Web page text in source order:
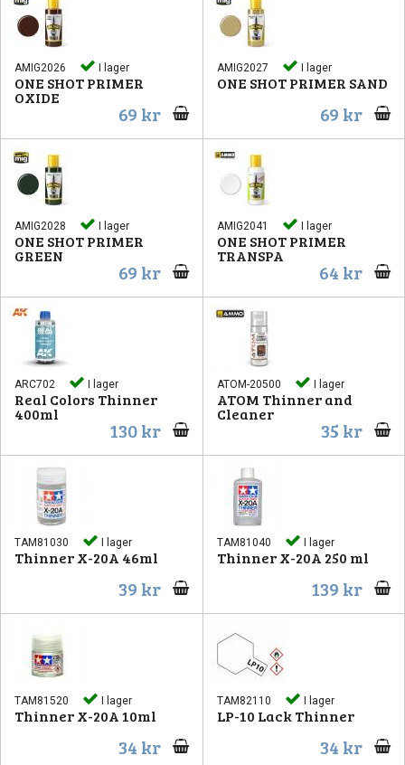
AMIG2026 I lager
ONE SHOT PRIMER
OXIDE
69 kr
AMIG2027 I lager
ONE SHOT PRIMER SAND
69 kr
AMIG2028 I lager
ONE SHOT PRIMER
GREEN
69 kr
AMIG2041 I lager
ONE SHOT PRIMER
TRANSPA
64 kr
ARC702 I lager
Real Colors Thinner
400ml
130 kr
ATOM-20500 I lager
ATOM Thinner and
Cleaner
35 kr
TAM81030 I lager
Thinner X-20A 46ml
39 kr
TAM81040 I lager
Thinner X-20A 250 ml
139 kr
TAM81520 I lager
Thinner X-20A 10ml
34 kr
TAM82110 I lager
LP-10 Lack Thinner
34 kr